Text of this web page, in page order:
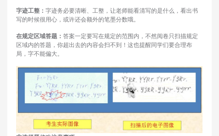
字迹工整： 字迹务必要清晰、工整，让老师能看清写的是什么，看出书
写的时候很用心，或许还会额外的笔墨分数哦。
在规定区域答题： 答案一定要写在规定的范围内，不然阅卷只扫描规定
区域内的答题，你超出去的内容会扫不到！这也提醒同学们要合理布
局，字不能偏大。